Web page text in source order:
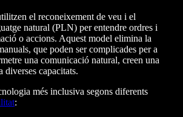
el reconeixement de veu i el
natural (PLN) per entendre ordres i
o accions. Aquest model elimina la
que poden ser complicades per a
una comunicació natural, creen una
diverses capacitats.
més inclusiva segons diferents
: